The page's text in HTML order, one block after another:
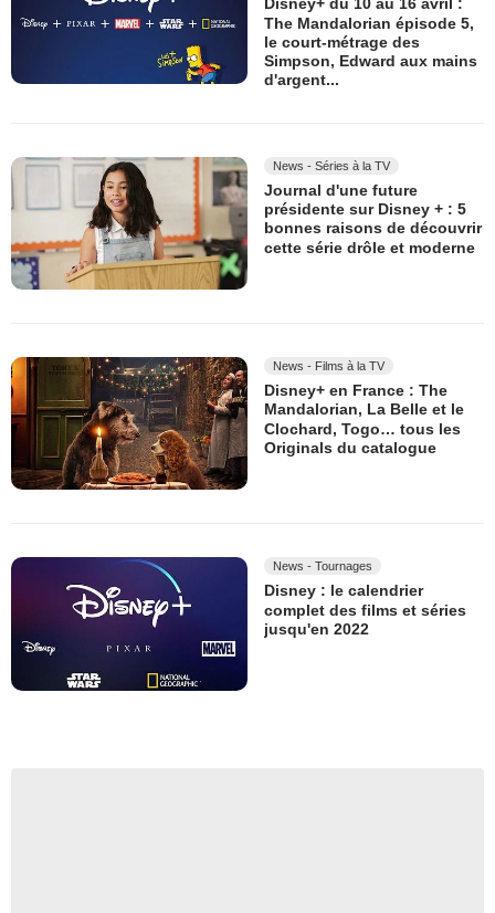
Disney+ du 10 au 16 avril :
The Mandalorian épisode 5,
le court-métrage des
Simpson, Edward aux mains
d'argent...
News - Séries à la TV
Journal d'une future
présidente sur Disney + : 5
bonnes raisons de découvrir
cette série drôle et moderne
News - Films à la TV
Disney+ en France : The
Mandalorian, La Belle et le
Clochard, Togo… tous les
Originals du catalogue
News - Tournages
Disney : le calendrier
complet des films et séries
jusqu'en 2022